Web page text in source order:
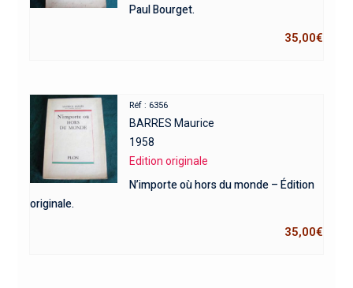
Paul Bourget.
35,00€
Réf : 6356
BARRES Maurice
1958
Edition originale
N’importe où hors du monde – Édition
originale.
35,00€